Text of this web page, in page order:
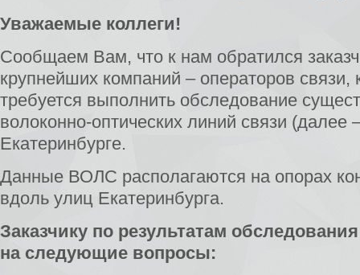
Уважаемые коллеги!
Сообщаем Вам, что к нам обратился
крупнейших компаний – операторов связи,
требуется выполнить обследование
волоконно-оптических линий связи
Екатеринбурге.
Данные ВОЛС располагаются на опорах
вдоль улиц Екатеринбурга.
Заказчику по результатам
на следующие вопросы: